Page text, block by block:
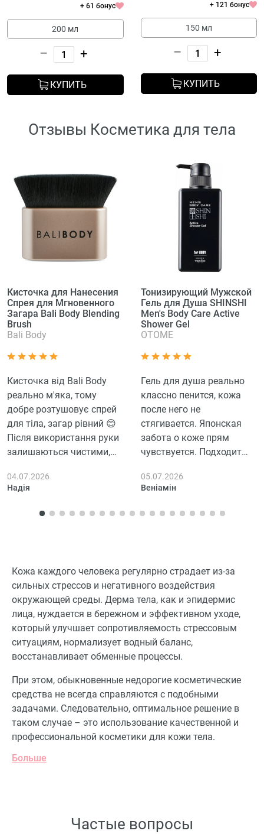
+ 61 бонус
200 мл
– +
КУПИТЬ
+ 121 бонус
150 мл
– +
КУПИТЬ
Отзывы Косметика для тела
Кисточка для Нанесения
Спрея для Мгновенного
Загара Bali Body Blending
Brush
Bali Body
Кисточка від Bali Body
реально м'яка, тому
добре розтушовує спрей
для тіла, загар рівний 😊
Після використання руки
залишаються чистими,
просто, а чиститься
швидко, для мене це
важливо.
04.07.2026
Надія
Тонизирующий Мужской
Гель для Душа SHINSHI
Men's Body Care Active
Shower Gel
OTOME
Гель для душа реально
классно пенится, кожа
после него не
стягивается. Японская
забота о коже прям
чувствуется. Подходит
тебя кожа как у
сухофрукта. Удобно
использовать и просто
05.07.2026
Веніамін
Кожа каждого человека регулярно страдает из-за
сильных стрессов и негативного воздействия
окружающей среды. Дерма тела, как и эпидермис
лица, нуждается в бережном и эффективном уходе,
который улучшает сопротивляемость стрессовым
ситуациям, нормализует водный баланс,
восстанавливает обменные процессы.
При этом, обыкновенные недорогие косметические
средства не всегда справляются с подобными
задачами. Следовательно, оптимальное решение в
таком случае – это использование качественной и
профессиональной косметики для кожи тела.
Больше
Частые вопросы